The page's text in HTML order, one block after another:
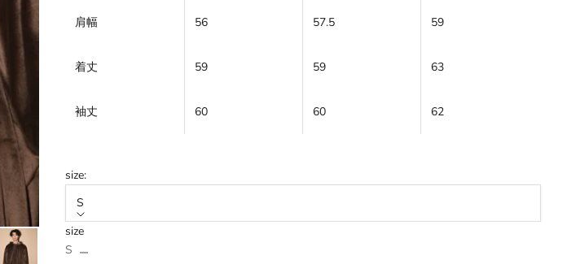
肩幅 56 57.5 59
着丈 59 59 63
袖丈 60 60 62
size:
S
size
S
数量を減らす